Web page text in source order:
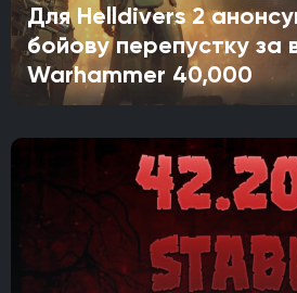
Для Helldivers 2
бойову перепустку за
Warhammer 40,000